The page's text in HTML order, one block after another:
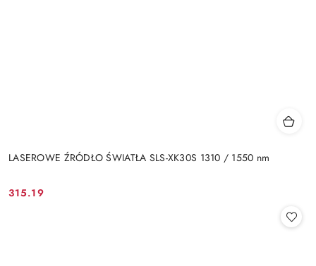
LASEROWE ŹRÓDŁO ŚWIATŁA SLS-XK30S 1310 / 1550 nm
Cena:
315.19